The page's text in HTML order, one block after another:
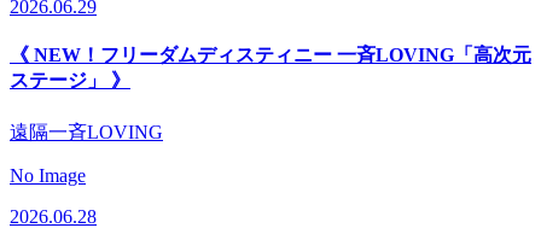
2026.06.29
《 NEW！フリーダムディスティニー 一斉LOVING「高次元
ステージ」 》
遠隔一斉LOVING
No Image
2026.06.28